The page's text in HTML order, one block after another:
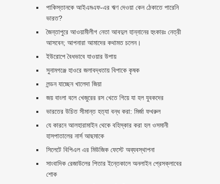
পাকিস্তানকে আইএমএফ-এর ঋণ দেওয়া কেন ঠেকাতে পারেনি
ভারত?
জৈন্তাপুরে আওয়ামীলীগ নেতা আবদুল হান্নানের হুংকারঃ নেত্রী
আসবেন; আপনারা আমাদের কথামত চলেন।
ইউরোপে বৈধভাবে যাওয়ার উপায়
সুনামগঞ্জে হাওরে জলাবদ্ধতায় বিপাকে কৃষক
লন্ডন যাচ্ছেন খালেদা জিয়া
জয় বাংলা বলে খেজুরের রস খেতে গিয়ে যা হল যুবকদের
ভারতের উচিত সীমান্ত হত্যা বন্ধ করা: মির্জা ফখরুল
যে কারনে আলহারামাইন থেকে বহিস্কার করা হল ওসমানী
হাসপাতালের নার্স আছমাকে
সিলেটে বিপিএল এর মিউজিক ফেস্টে অব্যবস্থাপনা
সাংবাদিক রেজাউলের পিতার ইন্তেকালে অনলাইন প্রেসক্লাবের
শোক